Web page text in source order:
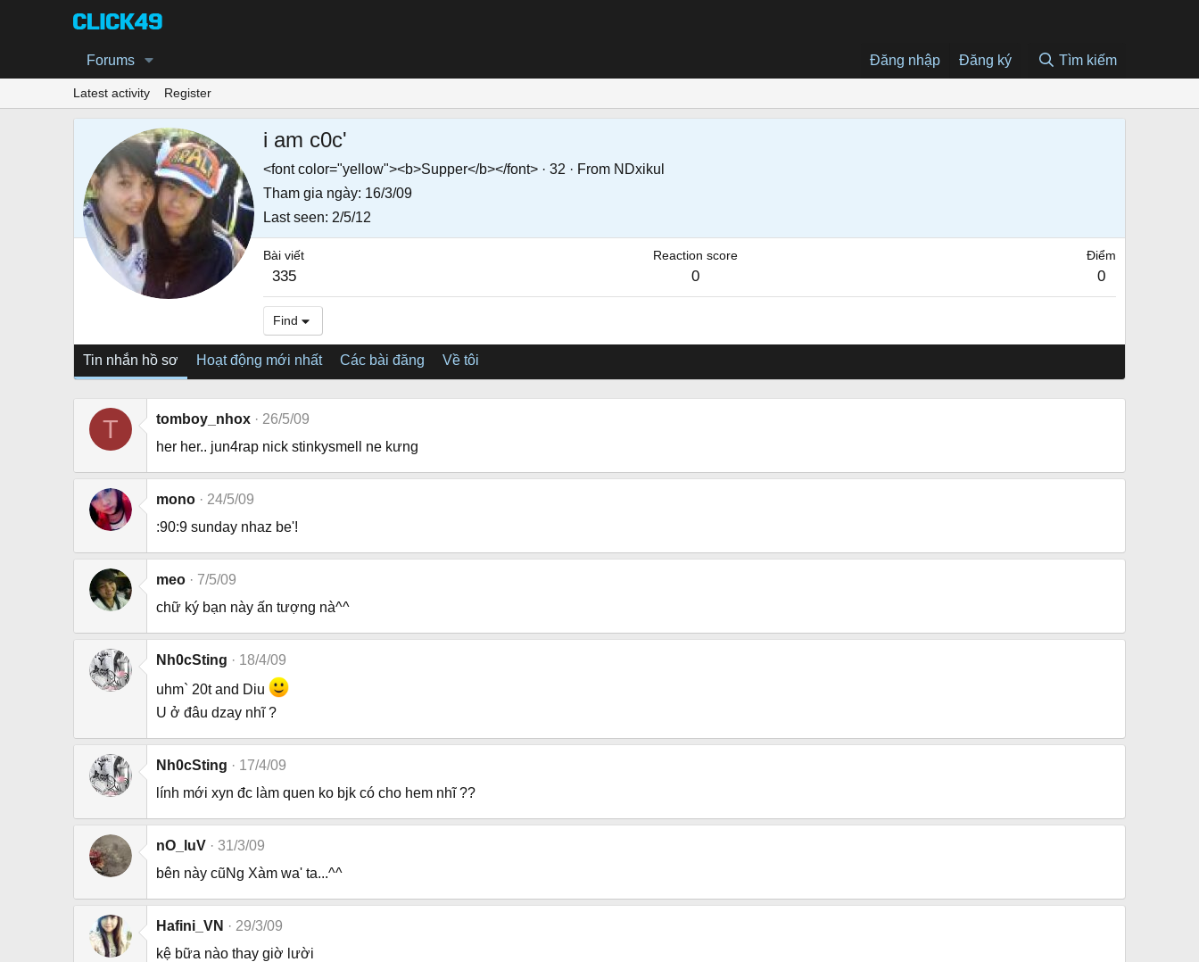
Forums Đăng nhập Đăng ký Tìm kiếm
Latest activity Register
i am c0c'
<font color="yellow"><b>Supper</b></font> · 32 · From NDxikul
Tham gia ngày 16/3/09
Last seen 2/5/12
Bài viết
335
Reaction score
0
Điểm
0
Find
Tin nhắn hồ sơ Hoạt động mới nhất Các bài đăng Về tôi
T tomboy_nhox
26/5/09
her her.. jun4rap nick stinkysmell ne kưng
mono
24/5/09
:90:9 sunday nhaz be'!
meo
7/5/09
chữ ký bạn này ấn tượng nà^^
Nh0cSting
18/4/09
uhm` 20t and Diu
U ở đâu dzay nhĩ ?
Nh0cSting
17/4/09
lính mới xyn đc làm quen ko bjk có cho hem nhĩ ??
nO_luV
31/3/09
bên này cũNg Xàm wa' ta...^^
Hafini_VN
29/3/09
kệ bữa nào thay giờ lười